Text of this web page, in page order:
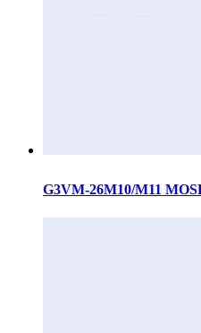
G3VM-26M10/M11